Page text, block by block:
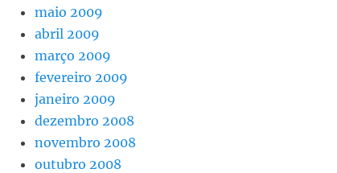
maio 2009
abril 2009
março 2009
fevereiro 2009
janeiro 2009
dezembro 2008
novembro 2008
outubro 2008